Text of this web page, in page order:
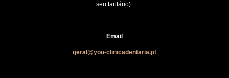
seu tarifário).
Email
geral@you-clinicadentaria.pt